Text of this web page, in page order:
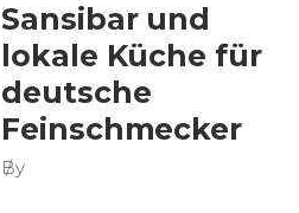
Sansibar und
lokale Küche für
deutsche
Feinschmecker
By